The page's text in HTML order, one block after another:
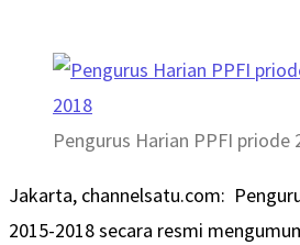
Pengurus Harian PPFI priode
Jakarta, channelsatu.com:
2015-2018 secara resmi